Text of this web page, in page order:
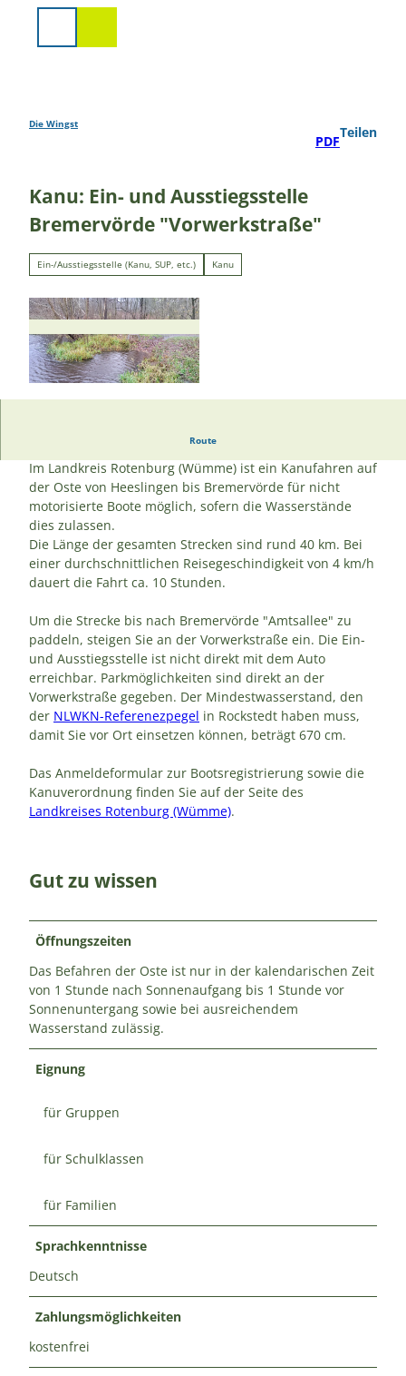
Die Wingst
PDF
Teilen
Kanu: Ein- und Ausstiegsstelle
Bremervörde "Vorwerkstraße"
Ein-/Ausstiegsstelle (Kanu, SUP, etc.) Kanu
|CC-BY-SA
Route
Wasserwandern auf der Oste
Im Landkreis Rotenburg (Wümme) ist ein Kanufahren auf
der Oste von Heeslingen bis Bremervörde für nicht
motorisierte Boote möglich, sofern die Wasserstände
dies zulassen.
Die Länge der gesamten Strecken sind rund 40 km. Bei
einer durchschnittlichen Reisegeschindigkeit von 4 km/h
dauert die Fahrt ca. 10 Stunden.
Um die Strecke bis nach Bremervörde "Amtsallee" zu
paddeln, steigen Sie an der Vorwerkstraße ein. Die Ein-
und Ausstiegsstelle ist nicht direkt mit dem Auto
erreichbar. Parkmöglichkeiten sind direkt an der
Vorwerkstraße gegeben. Der Mindestwasserstand, den
der NLWKN-Referenezpegel in Rockstedt haben muss,
damit Sie vor Ort einsetzen können, beträgt 670 cm.
Das Anmeldeformular zur Bootsregistrierung sowie die
Kanuverordnung finden Sie auf der Seite des
Landkreises Rotenburg (Wümme).
Gut zu wissen
Öffnungszeiten
Das Befahren der Oste ist nur in der kalendarischen Zeit
von 1 Stunde nach Sonnenaufgang bis 1 Stunde vor
Sonnenuntergang sowie bei ausreichendem
Wasserstand zulässig.
Eignung
für Gruppen
für Schulklassen
für Familien
Sprachkenntnisse
Deutsch
Zahlungsmöglichkeiten
kostenfrei